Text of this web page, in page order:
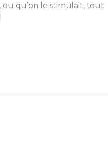
ou qu’on le stimulait, tout